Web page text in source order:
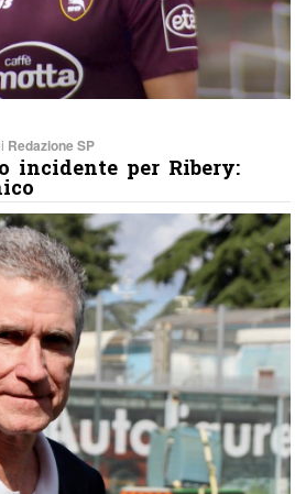
Redazione SP
incidente per Ribery: